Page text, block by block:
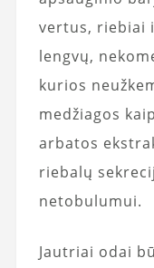
vertus, riebiai
lengvų,
kurios
medžiagos
arbatos
riebalų
netobulumui.
Jautriai odai